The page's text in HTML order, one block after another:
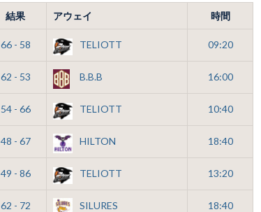
結果 アウェイ 時間
66 - 58 TELIOTT 09:20
62 - 53 B.B.B 16:00
54 - 66 TELIOTT 10:40
48 - 67 HILTON 18:40
49 - 86 TELIOTT 13:20
62 - 72 SILURES 18:40